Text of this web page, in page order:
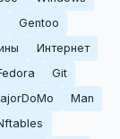
Gentoo
Интернет
Git
Man